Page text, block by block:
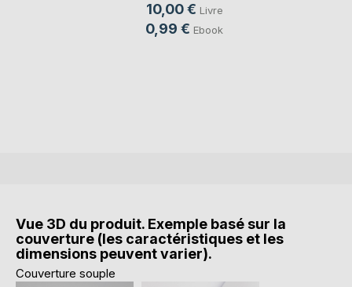
10,00 € Livre
0,99 € Ebook
Vue 3D du produit. Exemple basé sur la
couverture (les caractéristiques et les
dimensions peuvent varier).
Couverture souple